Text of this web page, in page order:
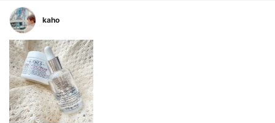
kaho